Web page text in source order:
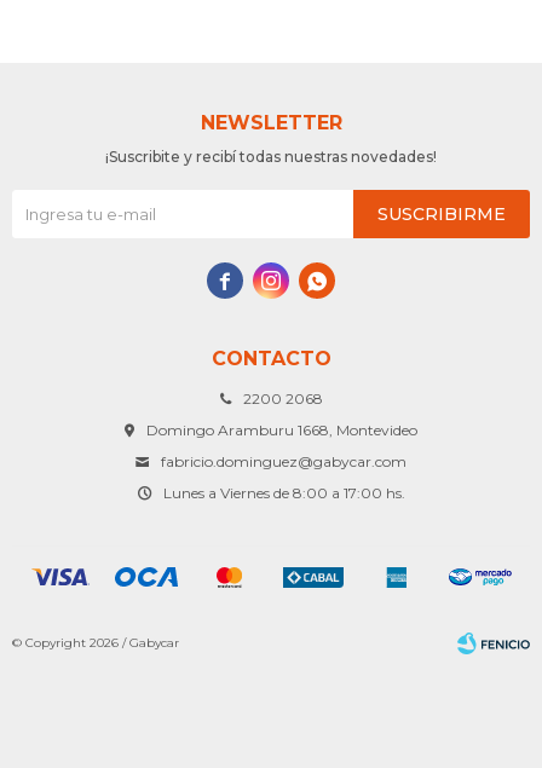
CONTACTO
2200 2068
Domingo Aramburu 1668, Montevideo
fabricio.dominguez@gabycar.com
Lunes a Viernes de 8:00 a 17:00 hs.
NEWSLETTER
¡Suscribite y recibí todas nuestras novedades!
SUSCRIBIRME
  
© Copyright 2026 / Gabycar